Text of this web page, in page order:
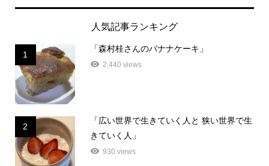
人気記事ランキング
1
「森村桂さんのバナナケーキ」
2,440 views
2
「広い世界で生きていく人と 狭い世界で生
きていく人」
930 views